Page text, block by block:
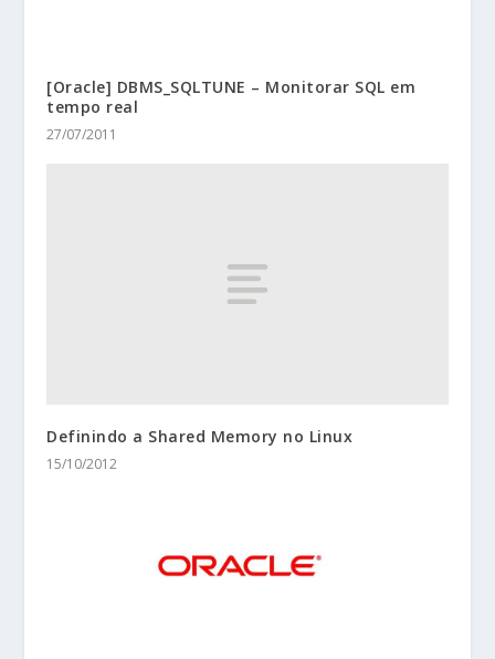
[Oracle] DBMS_SQLTUNE – Monitorar SQL em
tempo real
27/07/2011
Definindo a Shared Memory no Linux
15/10/2012